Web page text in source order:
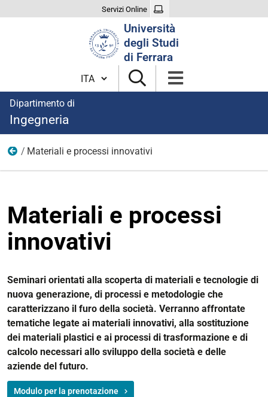
Servizi Online
Università
degli Studi
di Ferrara
Cambia lingua
Dipartimento di
Ingegneria
Seminari per le scuole superiori
Materiali e processi innovativi
Materiali e processi
innovativi
Seminari orientati alla scoperta di materiali e tecnologie di
nuova generazione, di processi e metodologie che
caratterizzano il furo della società. Verranno affrontate
tematiche legate ai materiali innovativi, alla sostituzione
dei materiali plastici e ai processi di trasformazione e di
calcolo necessari allo sviluppo della società e delle
aziende del futuro.
Modulo per la prenotazione